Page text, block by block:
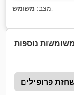
מצב: משומש ,
נוספות
פרופילים